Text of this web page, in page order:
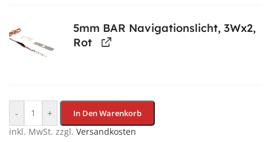
5mm BAR Navigationslicht, 3Wx2,
Rot
- +
In Den Warenkorb
inkl. MwSt. zzgl. Versandkosten